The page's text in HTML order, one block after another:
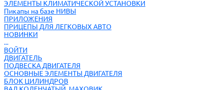
ЭЛЕМЕНТЫ КЛИМАТИЧЕСКОЙ УСТАНОВКИ
Пикапы на базе НИВЫ
ПРИЛОЖЕНИЯ
ПРИЦЕПЫ ДЛЯ ЛЕГКОВЫХ АВТО
НОВИНКИ
...
ВОЙТИ
ДВИГАТЕЛЬ
ПОДВЕСКА ДВИГАТЕЛЯ
ОСНОВНЫЕ ЭЛЕМЕНТЫ ДВИГАТЕЛЯ
БЛОК ЦИЛИНДРОВ